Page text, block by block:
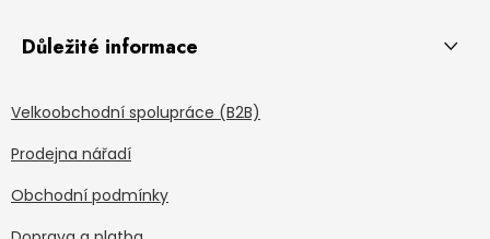
Důležité informace
Velkoobchodní spolupráce (B2B)
Prodejna nářadí
Obchodní podmínky